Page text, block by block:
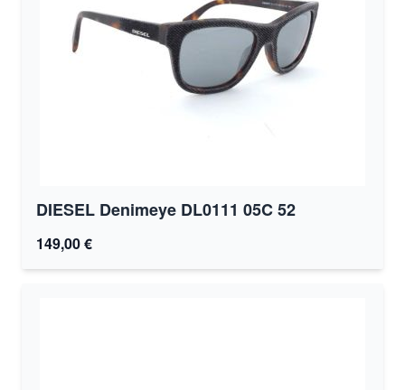
DIESEL Denimeye DL0111 05C 52
149,00 €